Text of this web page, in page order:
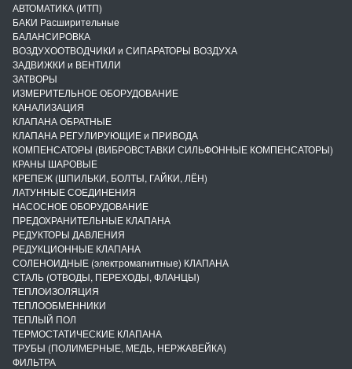
АВТОМАТИКА (ИТП)
БАКИ Расширительные
БАЛАНСИРОВКА
ВОЗДУХООТВОДЧИКИ и СИПАРАТОРЫ ВОЗДУХА
ЗАДВИЖКИ и ВЕНТИЛИ
ЗАТВОРЫ
ИЗМЕРИТЕЛЬНОЕ ОБОРУДОВАНИЕ
КАНАЛИЗАЦИЯ
КЛАПАНА ОБРАТНЫЕ
КЛАПАНА РЕГУЛИРУЮЩИЕ и ПРИВОДА
КОМПЕНСАТОРЫ (ВИБРОВСТАВКИ СИЛЬФОННЫЕ КОМПЕНСАТОРЫ)
КРАНЫ ШАРОВЫЕ
КРЕПЕЖ (ШПИЛЬКИ, БОЛТЫ, ГАЙКИ, ЛЁН)
ЛАТУННЫЕ СОЕДИНЕНИЯ
НАСОСНОЕ ОБОРУДОВАНИЕ
ПРЕДОХРАНИТЕЛЬНЫЕ КЛАПАНА
РЕДУКТОРЫ ДАВЛЕНИЯ
РЕДУКЦИОННЫЕ КЛАПАНА
СОЛЕНОИДНЫЕ (электромагнитные) КЛАПАНА
СТАЛЬ (ОТВОДЫ, ПЕРЕХОДЫ, ФЛАНЦЫ)
ТЕПЛОИЗОЛЯЦИЯ
ТЕПЛООБМЕННИКИ
ТЕПЛЫЙ ПОЛ
ТЕРМОСТАТИЧЕСКИЕ КЛАПАНА
ТРУБЫ (ПОЛИМЕРНЫЕ, МЕДЬ, НЕРЖАВЕЙКА)
ФИЛЬТРА